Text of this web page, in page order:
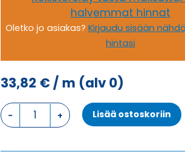
halvemmat hinnat
Oletko jo asiakas?Kirjaudu sisään
hintasi
33,82 €/ m (alv 0)
Ohjauskaapeli
ÖPVC-
4G16
Lisää ostoskoriin